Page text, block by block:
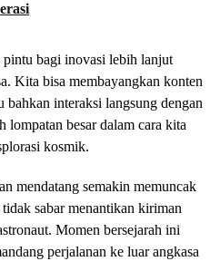
bagi inovasi lebih lanjut
Kita bisa membayangkan konten
bahkan interaksi langsung dengan
lompatan besar dalam cara kita
kosmik.
mendatang semakin memuncak
sabar menantikan kiriman
Momen bersejarah ini
perjalanan ke luar angkasa